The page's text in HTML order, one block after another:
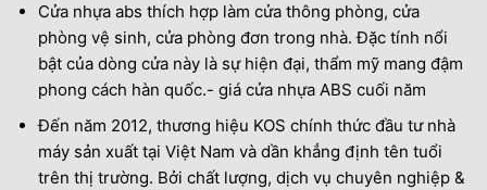
Cửa nhựa abs thích hợp làm cửa thông phòng, cửa
phòng vệ sinh, cửa phòng đơn trong nhà. Đặc tính nổi
bật của dòng cửa này là sự hiện đại, thẩm mỹ mang đậm
phong cách hàn quốc.- giá cửa nhựa ABS cuối năm
Đến năm 2012, thương hiệu KOS chính thức đầu tư nhà
máy sản xuất tại Việt Nam và dần khẳng định tên tuổi
trên thị trường. Bởi chất lượng, dịch vụ chuyên nghiệp &